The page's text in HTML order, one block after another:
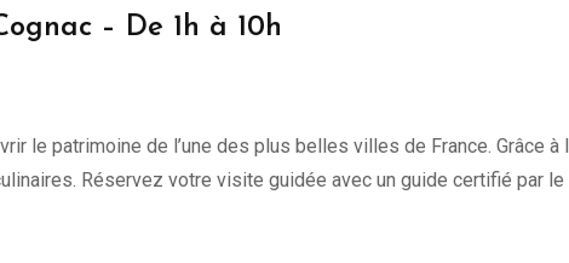
– De 1h à 10h
le patrimoine de l’une des plus belles villes de France. Grâce à
Réservez votre visite guidée avec un guide certifié par